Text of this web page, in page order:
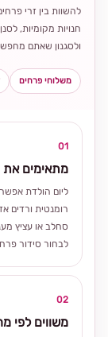
להשוות בין זרי
חנויות מקומיות,
ולסגנון שאתם
משלוחי פרחים
01
מתאימים את
ליום הולדת אפשר
רומנטית ורדים
סחלב או עציץ
לבחור סידור
02
משווים לפי